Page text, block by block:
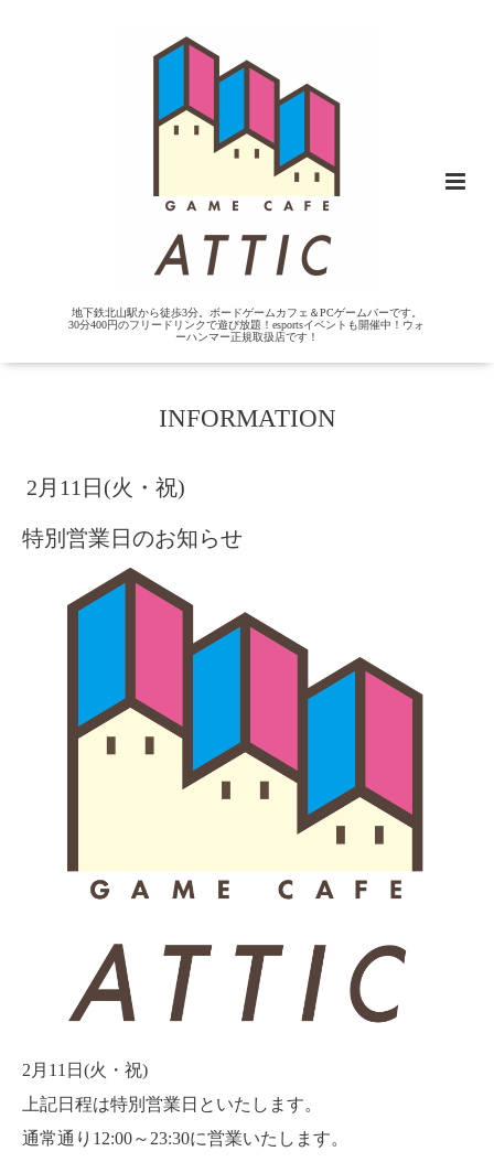
地下鉄北山駅から徒歩3分。ボードゲームカフェ＆PCゲームバーです。
30分400円のフリードリンクで遊び放題！esportsイベントも開催中！ウォ
ーハンマー正規取扱店です！
INFORMATION
2月11日(火・祝)
特別営業日のお知らせ
2月11日(火・祝)
上記日程は特別営業日といたします。
通常通り12:00～23:30に営業いたします。